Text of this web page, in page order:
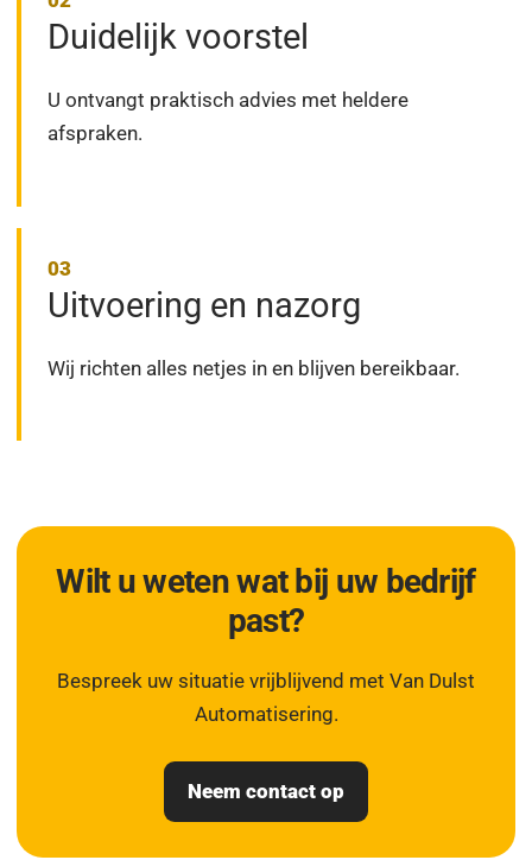
Duidelijk voorstel
U ontvangt praktisch advies met heldere
afspraken.
Uitvoering en nazorg
Wij richten alles netjes in en blijven bereikbaar.
Wilt u weten wat bij uw bedrijf
past?
Bespreek uw situatie vrijblijvend met Van Dulst
Automatisering.
Neem contact op